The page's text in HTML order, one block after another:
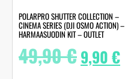
POLARPRO SHUTTER COLLECTION –
CINEMA SERIES (DJI OSMO ACTION) –
HARMAASUODIN KIT – OUTLET
49,90€9,90€